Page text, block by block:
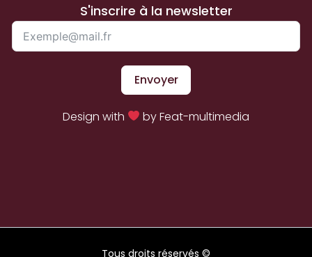
S'inscrire à la newsletter
Envoyer
Design with by Feat-multimedia
Tous droits réservés ©